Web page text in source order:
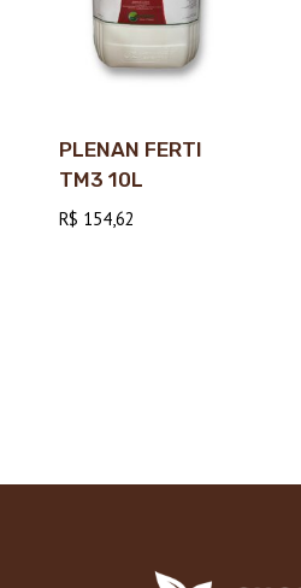
PLENAN FERTI
TM3 10L
R$ 154,62